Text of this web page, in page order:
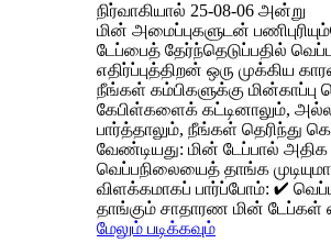
நிர்வாகியால் 25-08-06 அன்று
மின் அமைப்புகளுடன்
டேப்பைத் தேர்ந்தெடுப்பதில்
எதிர்ப்புத்திறன் ஒரு முக்கிய
நீங்கள் கம்பிகளுக்கு மின்காப்பு
கேபிள்களைக் கட்டினாலும்,
பார்த்தாலும், நீங்கள் தெரிந்து
வேண்டியது: மின் டேப்பால் அதிக
வெப்பநிலையைத் தாங்க
விளக்கமாகப் பார்ப்போம்: ✔
தாங்கும் சாதாரண மின் டேப்கள்
மேலும் படிக்கவும்